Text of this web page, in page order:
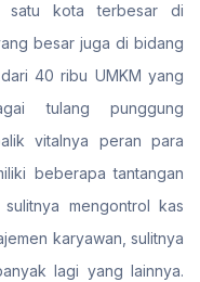
satu kota terbesar di
besar juga di bidang
40 ribu UMKM yang
tulang punggung
vitalnya peran para
beberapa tantangan
mengontrol kas
karyawan, sulitnya
lagi yang lainnya.